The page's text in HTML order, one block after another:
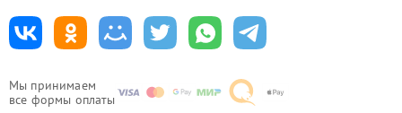
Мы принимаем
все формы оплаты